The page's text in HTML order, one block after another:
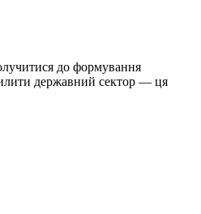
до формування
державний сектор — ця